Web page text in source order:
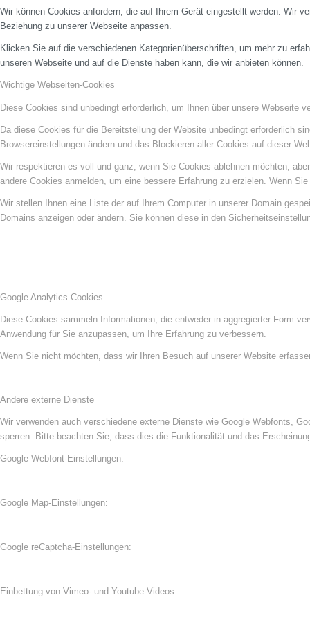
Wir können Cookies anfordern, die auf Ihrem Gerät eingestellt werden. Wir
Beziehung zu unserer Webseite anpassen.
Klicken Sie auf die verschiedenen Kategorienüberschriften, um mehr zu
unseren Webseite und auf die Dienste haben kann, die wir anbieten können.
Wichtige Webseiten-Cookies
Diese Cookies sind unbedingt erforderlich, um Ihnen über unsere Webseite
Da diese Cookies für die Bereitstellung der Website unbedingt erforderlich
Browsereinstellungen ändern und das Blockieren aller Cookies auf dieser
Wir respektieren es voll und ganz, wenn Sie Cookies ablehnen möchten,
andere Cookies anmelden, um eine bessere Erfahrung zu erzielen. Wenn
Wir stellen Ihnen eine Liste der auf Ihrem Computer in unserer Domain
Domains anzeigen oder ändern. Sie können diese in den
Google Analytics Cookies
Diese Cookies sammeln Informationen, die entweder in aggregierter Form
Anwendung für Sie anzupassen, um Ihre Erfahrung zu verbessern.
Wenn Sie nicht möchten, dass wir Ihren Besuch auf unserer Website
Andere externe Dienste
Wir verwenden auch verschiedene externe Dienste wie Google Webfonts,
sperren. Bitte beachten Sie, dass dies die Funktionalität und das
Google Webfont-Einstellungen:
Google Map-Einstellungen:
Google reCaptcha-Einstellungen:
Einbettung von Vimeo- und Youtube-Videos: